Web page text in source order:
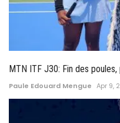
MTN ITF J30: Fin des
Paule Edouard Mengue Apr 9,